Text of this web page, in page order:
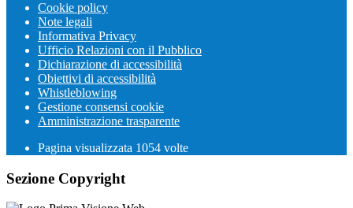
Cookie policy
Note legali
Informativa Privacy
Ufficio Relazioni con il Pubblico
Dichiarazione di accessibilità
Obiettivi di accessibilità
Whistleblowing
Gestione consensi cookie
Amministrazione trasparente
Pagina visualizzata 1054 volte
Sezione Copyright